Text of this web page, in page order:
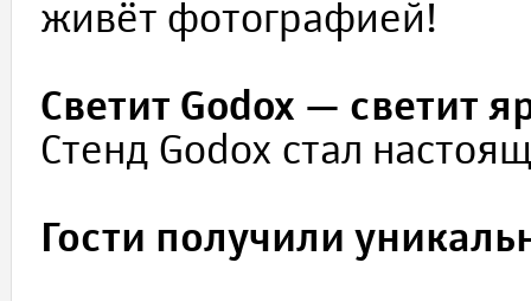
живёт фотографией!
Светит Godox — светит
Стенд Godox стал
Гости получили